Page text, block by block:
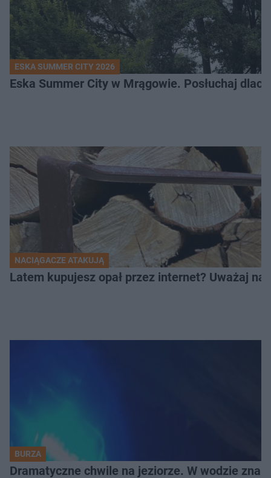
ESKA SUMMER CITY 2026
Eska Summer City w Mrągowie. Posłuchaj
NACIĄGACZE ATAKUJĄ
Latem kupujesz opał przez internet? Uważaj na
BURZA
Dramatyczne chwile na jeziorze. W wodzie